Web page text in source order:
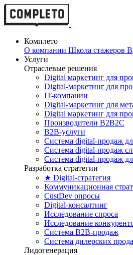
Комплето
О компании Школа стажеров
Услуги
Отраслевые решения
Digital маркетинг для
Digital-маркетинг для
IT-компании
Digital-маркетинг для
Digital маркетинг для
Производители B2B2C
B2B-услуги
Cистема digital-продаж
Система digital-продаж
Система digital-продаж
Разработка стратегии
★ Digital-стратегия
Коммуникационная
CustDev опросы
Digital-консалтинг
Исследование спроса
Исследование
Система B2B-продаж
Система дилерских
Лидогенерация